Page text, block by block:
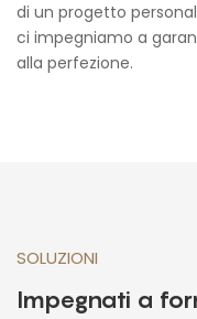
di un progetto
ci impegniamo a
alla perfezione.
SOLUZIONI
Impegnati a